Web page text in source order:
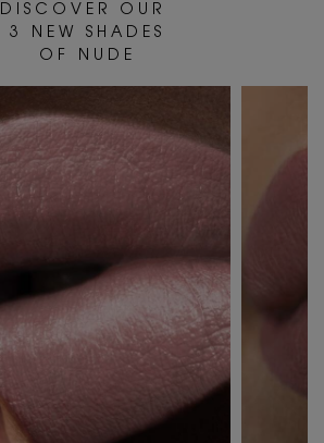
D I S C O V E R O U R
3 N E W S H A D E S
O F N U D E